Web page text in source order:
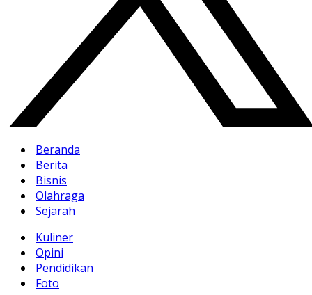
Beranda
Berita
Bisnis
Olahraga
Sejarah
Kuliner
Opini
Pendidikan
Foto